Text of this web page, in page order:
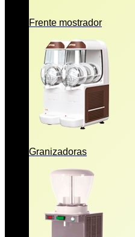
Frente mostrador
Granizadoras